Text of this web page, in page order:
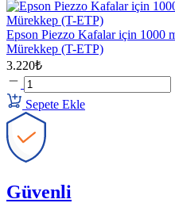
Epson Piezzo Kafalar için
Mürekkep (T-ETP)
3.220₺
Sepete Ekle
Güvenli